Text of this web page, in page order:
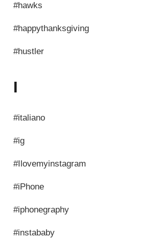
#hawks
#happythanksgiving
#hustler
I
#italiano
#ig
#Ilovemyinstagram
#iPhone
#iphonegraphy
#instababy